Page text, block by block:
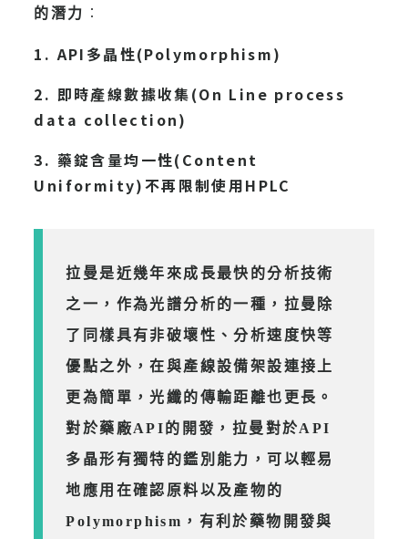
的潛力 ：
1. API多晶性(Polymorphism)
2. 即時產線數據收集(On Line process
data collection)
3. 藥錠含量均一性(Content
Uniformity)不再限制使用HPLC
拉曼是近幾年來成長最快的分析技術
之一，作為光譜分析的一種，拉曼除
了同樣具有非破壞性、分析速度快等
優點之外，在與產線設備架設連接上
更為簡單，光纖的傳輸距離也更長。
對於藥廠API的開發，拉曼對於API
多晶形有獨特的鑑別能力，可以輕易
地應用在確認原料以及產物的
Polymorphism，有利於藥物開發與